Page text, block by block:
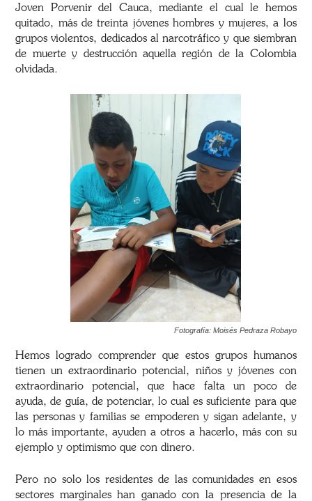
Joven Porvenir del Cauca, mediante el cual le hemos
quitado, más de treinta jóvenes hombres y mujeres, a los
grupos violentos, dedicados al narcotráfico y que siembran
de muerte y destrucción aquella región de la Colombia
olvidada.
Fotografía: Moisés Pedraza Robayo
Hemos logrado comprender que estos grupos humanos
tienen un extraordinario potencial, niños y jóvenes con
extraordinario potencial, que hace falta un poco de
ayuda, de guía, de potenciar, lo cual es suficiente para que
las personas y familias se empoderen y sigan adelante, y
lo más importante, ayuden a otros a hacerlo, más con su
ejemplo y optimismo que con dinero.
Pero no solo los residentes de las comunidades en esos
sectores marginales han ganado con la presencia de la